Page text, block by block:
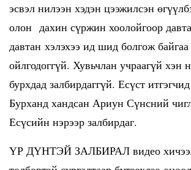
эсвэл нилээн хэдэн цээжилсэн
олон дахин сүржин хоолойгоор
давтан хэлэхээ ид шид болгож
ойлгодоггүй. Хувьчлан учраагүй хэн
бурхдад залбирдаггүй. Есүст
Бурханд хандсан Ариун Сүнсний
Есүсийн нэрээр залбирдаг.
ҮР ДҮНТЭЙ ЗАЛБИРАЛ видео